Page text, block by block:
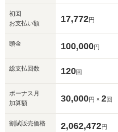
初回
お支払い額
17,772円
頭金 100,000円
総支払回数 120回
ボーナス月
加算額
30,000円 × 2回
割賦販売価格 2,062,472円